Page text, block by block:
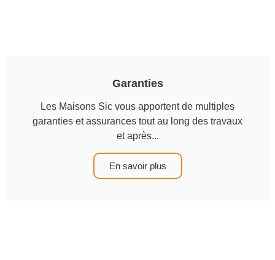
Garanties
Les Maisons Sic vous apportent de multiples
garanties et assurances tout au long des travaux
et après...
En savoir plus